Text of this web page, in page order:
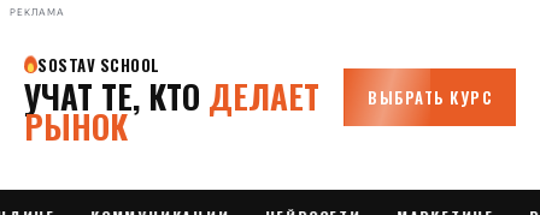
РЕКЛАМА